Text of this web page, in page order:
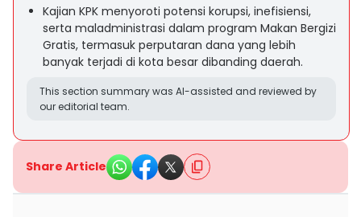
Kajian KPK menyoroti potensi korupsi, inefisiensi,
serta maladministrasi dalam program Makan Bergizi
Gratis, termasuk perputaran dana yang lebih
banyak terjadi di kota besar dibanding daerah.
This section summary was AI-assisted and reviewed by
our editorial team.
Share Article